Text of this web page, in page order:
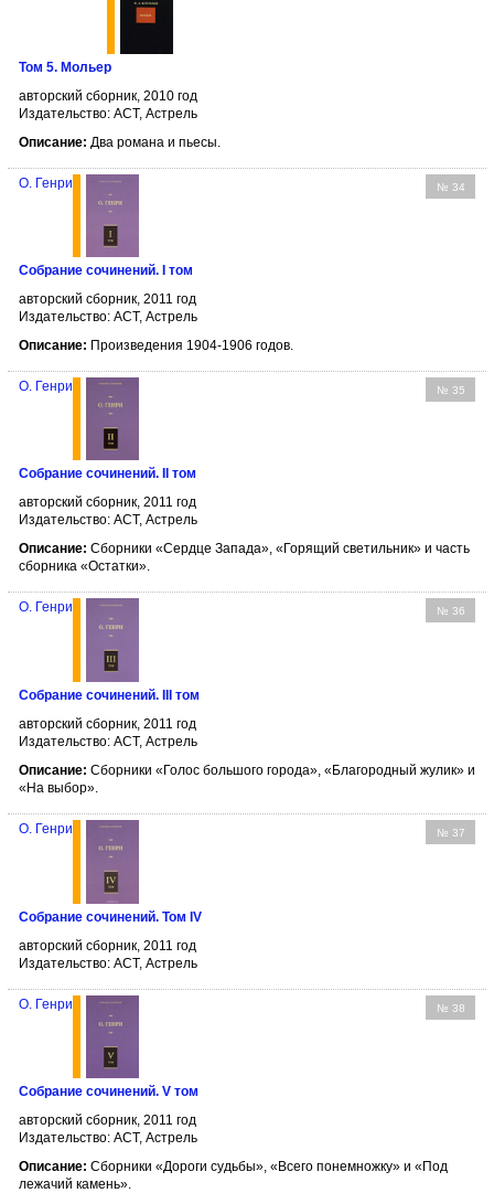
Том 5. Мольер
авторский сборник, 2010 год
Издательство: АСТ, Астрель
Описание: Два романа и пьесы.
№ 34
О. Генри
Собрание сочинений. I том
авторский сборник, 2011 год
Издательство: АСТ, Астрель
Описание: Произведения 1904-1906 годов.
№ 35
О. Генри
Собрание сочинений. II том
авторский сборник, 2011 год
Издательство: АСТ, Астрель
Описание: Сборники «Сердце Запада», «Горящий светильник» и часть
сборника «Остатки».
№ 36
О. Генри
Собрание сочинений. III том
авторский сборник, 2011 год
Издательство: АСТ, Астрель
Описание: Сборники «Голос большого города», «Благородный жулик» и
«На выбор».
№ 37
О. Генри
Собрание сочинений. Том IV
авторский сборник, 2011 год
Издательство: АСТ, Астрель
№ 38
О. Генри
Собрание сочинений. V том
авторский сборник, 2011 год
Издательство: АСТ, Астрель
Описание: Сборники «Дороги судьбы», «Всего понемножку» и «Под
лежачий камень».